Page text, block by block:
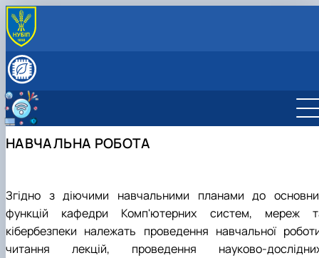
ПРО КАФЕДРУ
НАВЧАЛЬНА РОБОТА
Комп'ютерна інженерія
та робототехніка
Академічна доброчесність
Навчальна діяльність
НАУКОВА ДІЯЛЬНІСТЬ
Науковий гурток "Кібербезпека"
Міжнародна діяльність
ВСТУПНИКУ
"Кібербезпека" - спеціальність майбутнього стає
сьогоденням!
Реальні ІТ-проекти руками студентів кафедри
НАВЧАЛЬНА РОБОТА
Згідно з діючими навчальними планами до
функцій кафедри Комп'ютерних систем, мереж
кібербезпеки належать проведення навчальної
читання лекцій, проведення науково-